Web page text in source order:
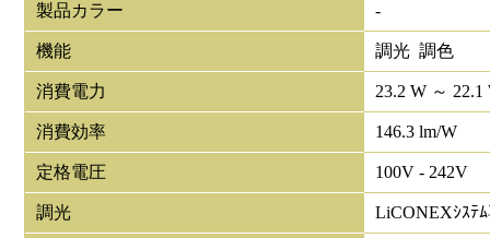
製品カラー -
機能 調光 調色
消費電力 23.2 W ～ 22.1
消費効率 146.3 lm/W
定格電圧 100V - 242V
調光 LiCONEXｼｽﾃ